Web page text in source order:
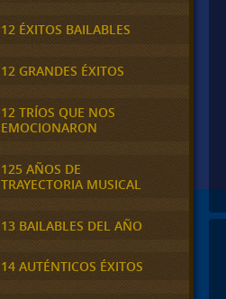
12 ÉXITOS BAILABLES
12 GRANDES ÉXITOS
12 TRÍOS QUE NOS
EMOCIONARON
125 AÑOS DE
TRAYECTORIA MUSICAL
13 BAILABLES DEL AÑO
14 AUTÉNTICOS ÉXITOS